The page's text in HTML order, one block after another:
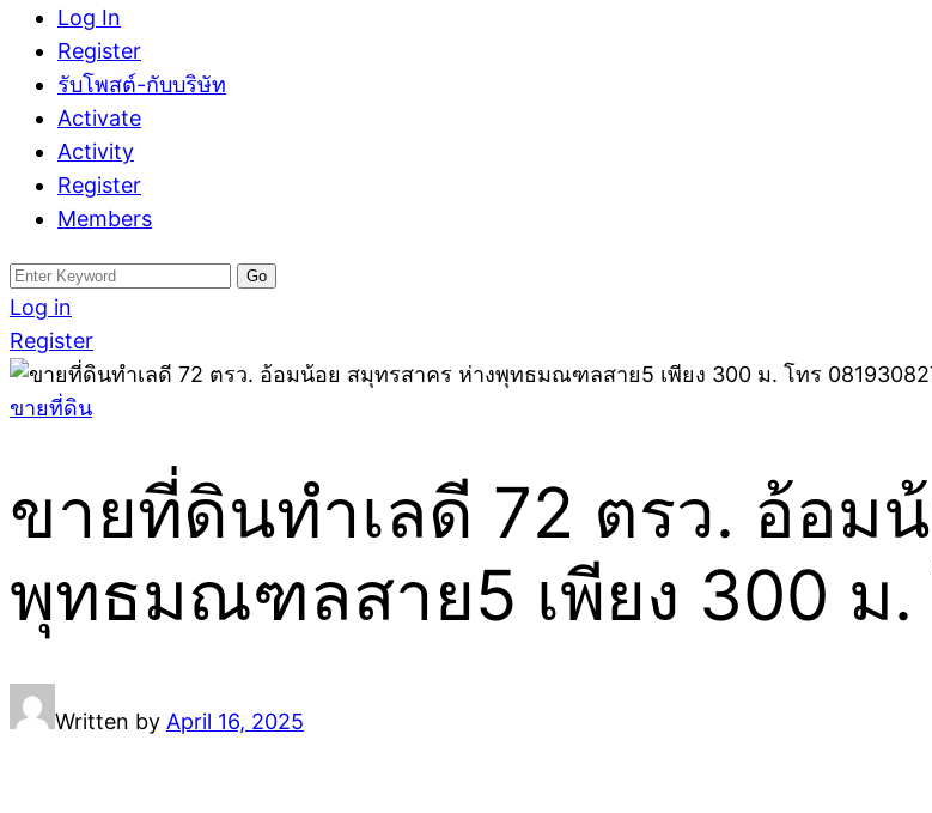
Log In
Register
รับโพสต์-กับบริษัท
Activate
Activity
Register
Members
Search
for:
Log in
Register
ขายที่ดิน
ขายที่ดินทำเลดี 72 ตรว. อ้อม
พุทธมณฑลสาย5 เพียง 300 ม.
Written by April 16, 2025